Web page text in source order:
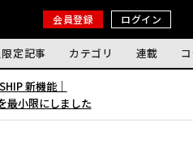
会員登録 ログイン
定記事 カテゴリ 連載
新機能｜
最小限にしました